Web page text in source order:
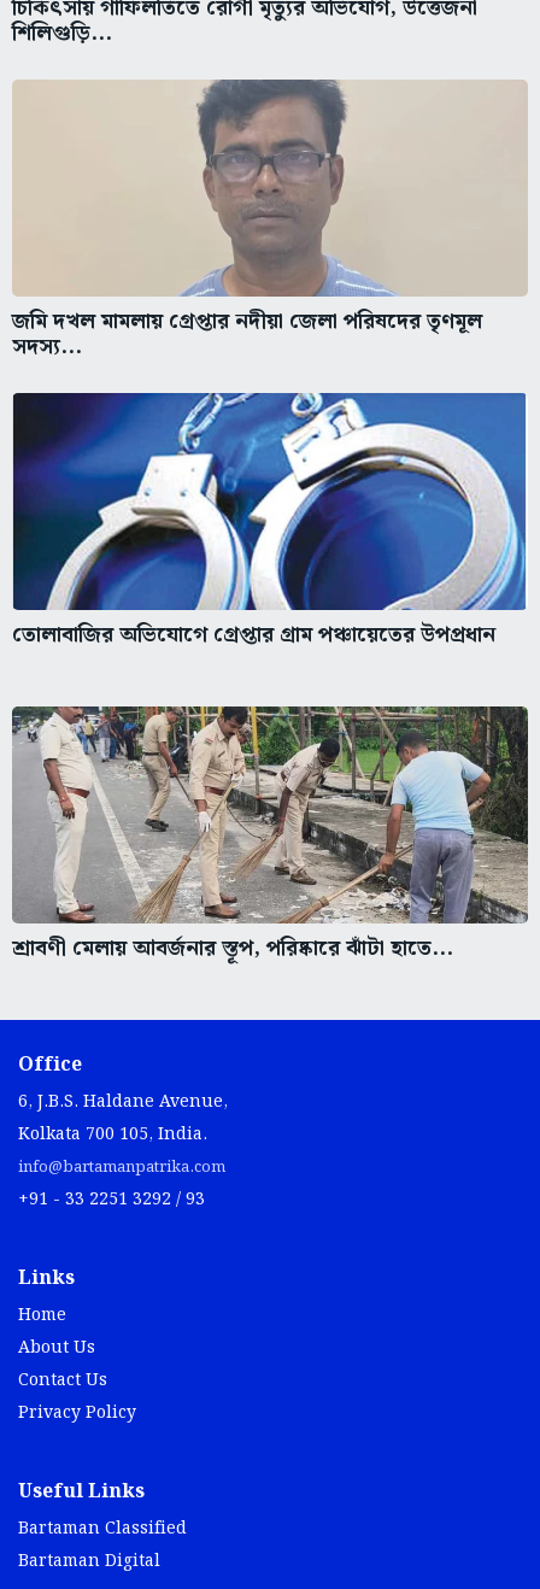
চিকিৎসায় গাফিলতিতে রোগী মৃত্যুর অভিযোগ, উত্তেজনা
শিলিগুড়ি...
জমি দখল মামলায় গ্রেপ্তার নদীয়া জেলা পরিষদের তৃণমূল
সদস্য...
তোলাবাজির অভিযোগে গ্রেপ্তার গ্রাম পঞ্চায়েতের উপপ্রধান
শ্রাবণী মেলায় আবর্জনার স্তূপ, পরিষ্কারে ঝাঁটা হাতে...
Office
6, J.B.S. Haldane Avenue,
Kolkata 700 105, India.
info@bartamanpatrika.com
+91 - 33 2251 3292 / 93
Links
Home
About Us
Contact Us
Privacy Policy
Useful Links
Bartaman Classified
Bartaman Digital